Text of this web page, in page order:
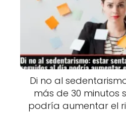
Di no al
más de 30 minutos
podría aumentar el